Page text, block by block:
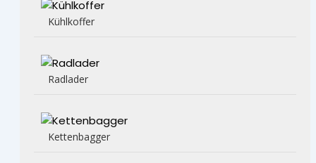
Kühlkoffer
Radlader
Kettenbagger